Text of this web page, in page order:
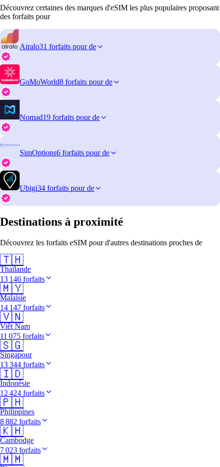
Découvrez certaines des marques d'eSIM les plus populaires proposant
des forfaits pour
Airalo31 forfaits pour de
GoMoWorld8 forfaits pour de
Nomad19 forfaits pour de
SimOptions6 forfaits pour de
Ubigi34 forfaits pour de
Destinations à proximité
Découvrez les forfaits eSIM pour d'autres destinations proches de
🇹🇭
Thaïlande
13 146 forfaits
🇲🇾
Malaisie
14 147 forfaits
🇻🇳
Viêt Nam
11 075 forfaits
🇸🇬
Singapour
13 344 forfaits
🇮🇩
Indonésie
12 424 forfaits
🇵🇭
Philippines
8 882 forfaits
🇰🇭
Cambodge
7 023 forfaits
🇲🇲